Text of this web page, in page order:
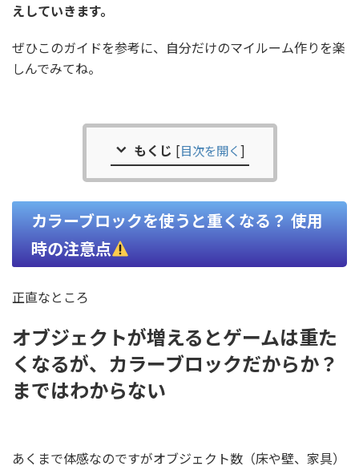
えしていきます。
ぜひこのガイドを参考に、自分だけのマイルーム作りを楽
しんでみてね。
もくじ [目次を開く]
カラーブロックを使うと重くなる？ 使用
時の注意点
正直なところ
オブジェクトが増えるとゲームは重た
くなるが、 カラーブロックだからか？
まではわからない
あくまで体感なのですがオブジェクト数（床や壁、家具）